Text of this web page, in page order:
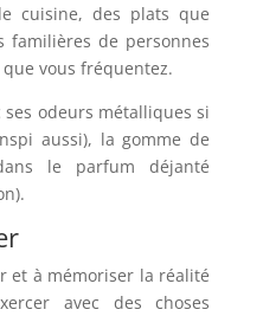
cuisine, des plats que
familières de personnes
vous fréquentez.
odeurs métalliques si
aussi), la gomme de
le parfum déjanté
et à mémoriser la réalité
avec des choses